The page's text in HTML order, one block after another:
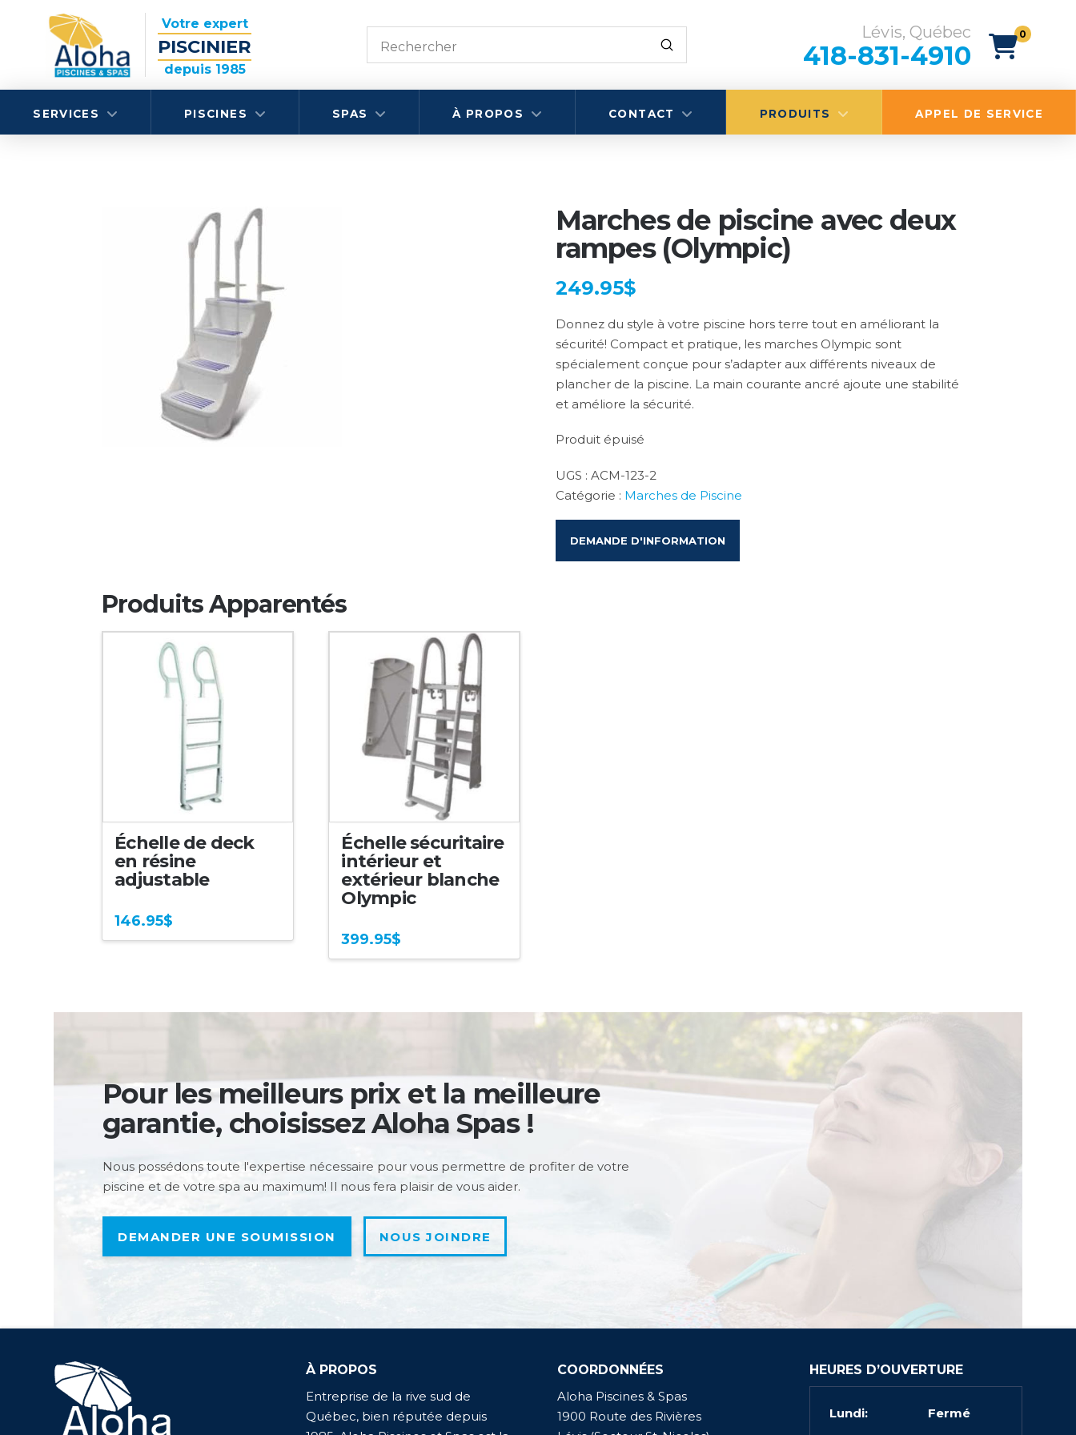
Votre expert
PISCINIER
depuis 1985
Search
Submit
Lévis, Québec
418-831-4910
0
SERVICES PISCINES SPAS À PROPOS CONTACT PRODUITS APPEL DE SERVICE
Marches de piscine avec deux
rampes (Olympic)
249.95$
Donnez du style à votre piscine hors terre tout en améliorant la
sécurité! Compact et pratique, les marches Olympic sont
spécialement conçue pour s’adapter aux différents niveaux de
plancher de la piscine. La main courante ancré ajoute une stabilité
et améliore la sécurité.
Produit épuisé
UGS : ACM-123-2
Catégorie : Marches de Piscine
DEMANDE D'INFORMATION
Produits Apparentés
Échelle de deck
en résine
adjustable
146.95$
Échelle sécuritaire
intérieur et
extérieur blanche
Olympic
399.95$
Pour les meilleurs prix et la meilleure
garantie, choisissez Aloha Spas !
Nous possédons toute l'expertise nécessaire pour vous permettre de profiter de votre
piscine et de votre spa au maximum! Il nous fera plaisir de vous aider.
DEMANDER UNE SOUMISSION NOUS JOINDRE
À PROPOS
Entreprise de la rive sud de
Québec, bien réputée depuis
COORDONNÉES
Aloha Piscines & Spas
1900 Route des Rivières
HEURES D’OUVERTURE
Lundi:
Fermé